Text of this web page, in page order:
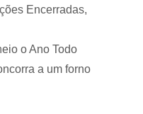
Encerradas,
o Ano Todo
a um forno